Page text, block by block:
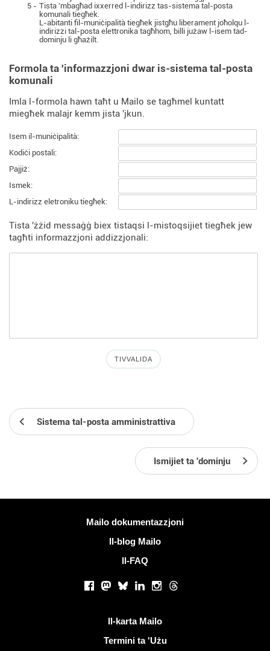
5 - Tista 'mbagħad ixxerred l-indirizz tas-sistema tal-posta
komunali tiegħek.
L-abitanti fil-muniċipalità tiegħek jistgħu liberament joħolqu l-
indirizzi tal-posta elettronika tagħhom, billi jużaw l-isem tad-
dominju li għażilt.
Formola ta 'informazzjoni dwar is-sistema tal-posta
komunali
Imla l-formola hawn taħt u Mailo se tagħmel kuntatt
miegħek malajr kemm jista 'jkun.
Isem il-muniċipalità:
Kodiċi postali:
Pajjiż:
Ismek:
L-indirizz eletroniku tiegħek:
Tista 'żżid messaġġ biex tistaqsi l-mistoqsijiet tiegħek jew
tagħti informazzjoni addizzjonali:
Sistema tal-posta amministrattiva
Ismijiet ta 'dominju
Mailo dokumentazzjoni
Il-blog Mailo
Il-FAQ
Facebook
Mastodon
BlueskyLinkedInInstagram
Threads
Il-karta Mailo
Termini ta 'Użu